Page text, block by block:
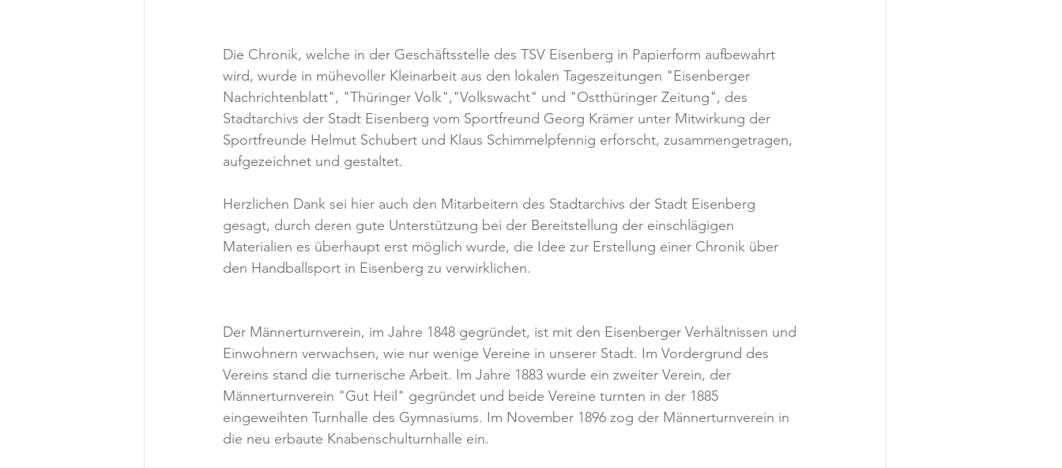
Die Chronik, welche in der Geschäftsstelle des TSV Eisenberg in Papierform aufbewahrt
wird, wurde in mühevoller Kleinarbeit aus den lokalen Tageszeitungen "Eisenberger
Nachrichtenblatt", "Thüringer Volk","Volkswacht" und "Ostthüringer Zeitung", des
Stadtarchivs der Stadt Eisenberg vom Sportfreund Georg Krämer unter Mitwirkung der
Sportfreunde Helmut Schubert und Klaus Schimmelpfennig erforscht, zusammengetragen,
aufgezeichnet und gestaltet.
Herzlichen Dank sei hier auch den Mitarbeitern des Stadtarchivs der Stadt Eisenberg
gesagt, durch deren gute Unterstützung bei der Bereitstellung der einschlägigen
Materialien es überhaupt erst möglich wurde, die Idee zur Erstellung einer Chronik über
den Handballsport in Eisenberg zu verwirklichen.
Der Männerturnverein, im Jahre 1848 gegründet, ist mit den Eisenberger Verhältnissen und
Einwohnern verwachsen, wie nur wenige Vereine in unserer Stadt. Im Vordergrund des
Vereins stand die turnerische Arbeit. Im Jahre 1883 wurde ein zweiter Verein, der
Männerturnverein "Gut Heil" gegründet und beide Vereine turnten in der 1885
eingeweihten Turnhalle des Gymnasiums. Im November 1896 zog der Männerturnverein in
die neu erbaute Knabenschulturnhalle ein.